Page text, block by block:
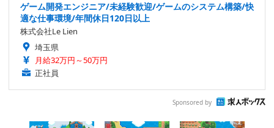
ゲーム開発エンジニア/未経験歓迎/ゲームのシステム構築/快
適な仕事環境/年間休日120日以上
株式会社Le Lien
埼玉県
月給32万円～50万円
正社員
Sponsored by